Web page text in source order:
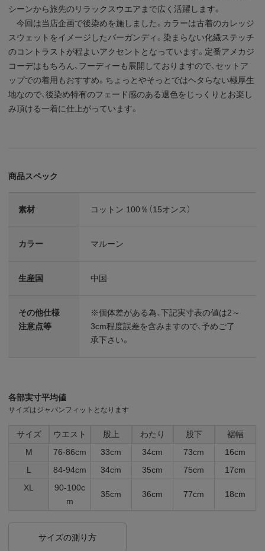
シーンから旅先のリラックスウエアまで広く活躍します。
今回は当店企画で後染めを施しました。カラーは古着のカレッジ
スウェットをイメージしたバーガンディ。染まらない化繊ステッチ
のコントラストが程よいアクセントとなっています。定番アメカジ
コーデはもちろん、フーディーも展開しておりますので、セットア
ップでの着用もおすすめ。ちょっとやそっとではヘタらない極厚生
地なので、後染め特有のフェード感のある退色をじっくりとお楽し
み頂ける一着に仕上がっています。
商品スペック
素材 コットン 100％（15オンス）
カラー マルーン
生産国 中国
その他仕様
注意点等
※個体差がある為、下記実寸表の値は2～
3cm程度誤差を含みますので、予めご了
承下さい。
各部実寸平均値
サイズはジャパンフィットとなります
サイズ ウエスト 股上 わたり 股下
裾幅
M
76-86cm 33cm 34cm 73cm
16cm
L
84-94cm 34cm 35cm 75cm
17cm
XL
90-100c
m
35cm 36cm 77cm 18cm
サイズの測り方